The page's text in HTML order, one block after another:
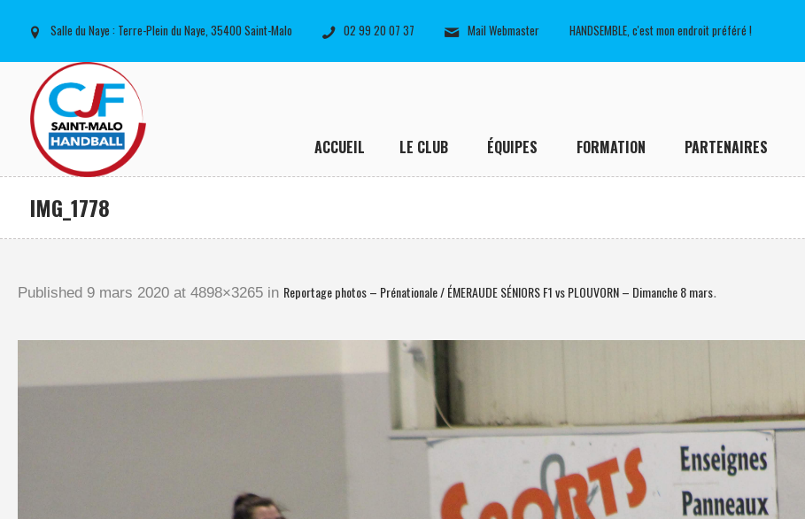
Salle du Naye : Terre-Plein du Naye, 35400 Saint-Malo 02 99 20 07 37 Mail Webmaster HANDSEMBLE, c'est mon endroit préféré !
ACCUEIL LE CLUB ÉQUIPES FORMATION PARTENAIRES
IMG_1778
Published 9 mars 2020 at 4898×3265 in Reportage photos – Prénationale / ÉMERAUDE SÉNIORS F1 vs PLOUVORN – Dimanche 8 mars.